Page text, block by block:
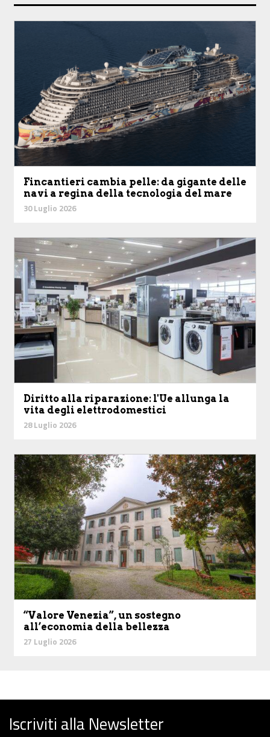
Fincantieri cambia pelle: da gigante delle
navi a regina della tecnologia del mare
30 Luglio 2026
Diritto alla riparazione: l'Ue allunga la
vita degli elettrodomestici
28 Luglio 2026
“Valore Venezia”, un sostegno
all’economia della bellezza
27 Luglio 2026
Iscriviti alla Newsletter